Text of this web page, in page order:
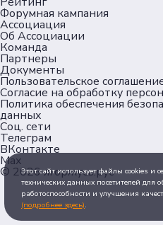
Форумная кампания
Ассоциация
Об Ассоциации
Команда
Партнеры
Документы
Пользовательское
Согласие на обработку
Политика обеспечения
данных
Соц. сети
Телеграм
ВКонтакте
Max
© 2026ягоржусь.рус
Этот сайт использует файлы cookies и
технических данных посетителей для
работоспособности и улучшения
(подробнее здесь).